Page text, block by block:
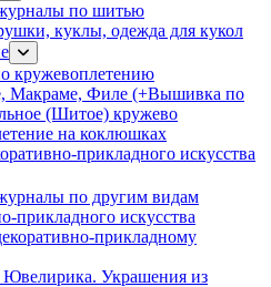
по шитью
куклы, одежда для кукол
кружевоплетению
Макраме, Филе (+Вышивка по
(Шитое) кружево
на коклюшках
прикладного искусства
по другим видам
прикладного искусства
прикладному
Ювелирика. Украшения из